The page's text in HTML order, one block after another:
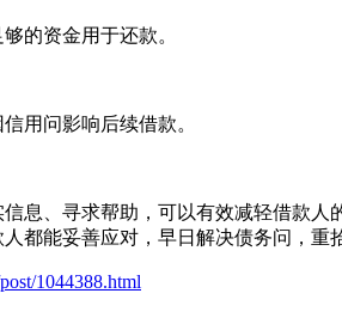
的资金用于还款。
用问影响后续借款。
息、寻求帮助，可以有效减轻借款
都能妥善应对，早日解决债务问，重
1044388.html